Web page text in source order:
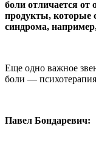
боли отличается
продукты, которые
синдрома,
Еще одно важное
боли —
Павел Бондаревич: